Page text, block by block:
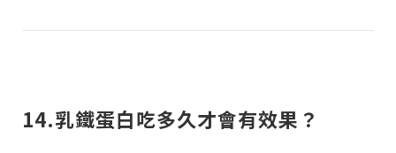
14.乳鐵蛋白吃多久才會有效果？